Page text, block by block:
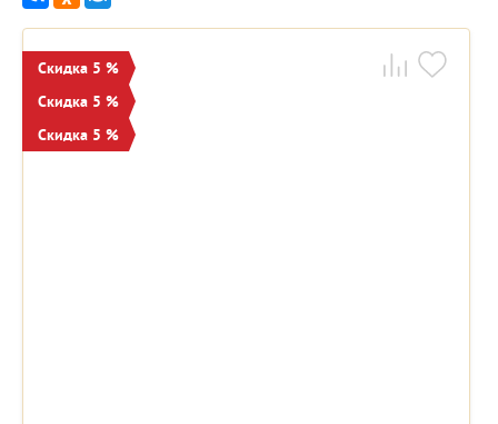
Скидка 5 %
Скидка 5 %
Скидка 5 %